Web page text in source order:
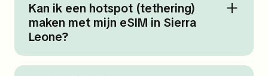
Kan ik een hotspot (tethering)
maken met mijn eSIM in Sierra
Leone?